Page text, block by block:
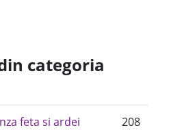
categoria
feta si ardei
208